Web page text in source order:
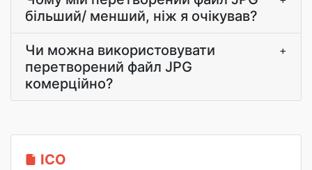
більший/ менший, ніж я очікував?
Чи можна використовувати
перетворений файл JPG
комерційно?
+
ICO